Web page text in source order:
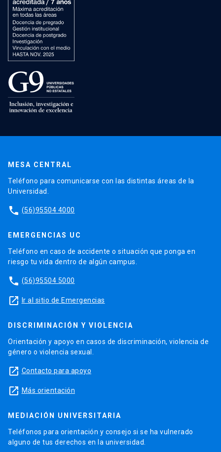
MESA CENTRAL
Teléfono para comunicarse con las distintas áreas de la
Universidad.
phone (56)95504 4000
EMERGENCIAS UC
Teléfono en caso de accidente o situación que ponga en
riesgo tu vida dentro de algún campus.
phone (56)95504 5000
launch Ir al sitio de Emergencias
DISCRIMINACIÓN Y VIOLENCIA
Orientación y apoyo en casos de discriminación, violencia de
género o violencia sexual.
launch Contacto para apoyo
launch Más orientación
MEDIACIÓN UNIVERSITARIA
Teléfonos para orientación y consejo si se ha vulnerado
alguno de tus derechos en la universidad.